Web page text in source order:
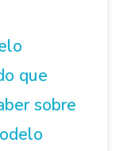
que
sobre